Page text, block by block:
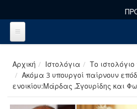
Αρχική Ιστολόγια
Το ιστολόγιο
Ακόμα 3 υπουργοί παίρνουν
ενοικίου:Μάρδας ,Σγουρίδης και